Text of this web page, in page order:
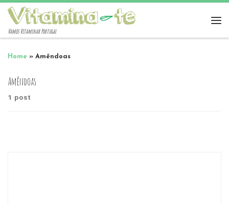
Vamos Vitaminar Portugal
Home » Amêndoas
Amêndoas
1 post